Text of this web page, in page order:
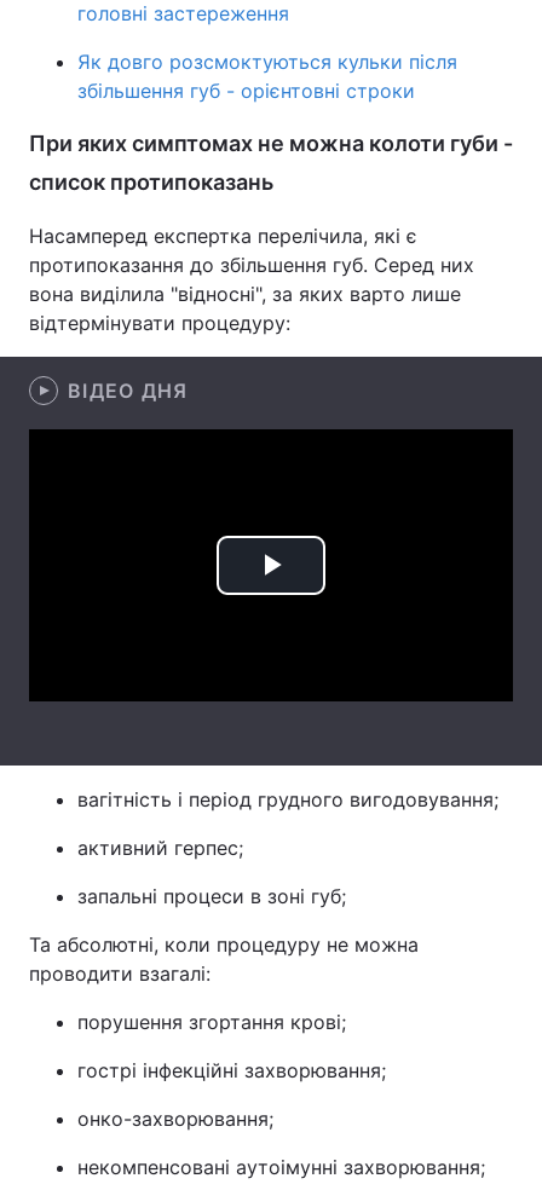
Тема оформлення
головні застереження
Як довго розсмоктуються кульки після
збільшення губ - орієнтовні строки
При яких симптомах не можна колоти губи -
список протипоказань
Насамперед експертка перелічила, які є
протипоказання до збільшення губ. Серед них
вона виділила "відносні", за яких варто лише
відтермінувати процедуру:
ВІДЕО ДНЯ
Play
вагітність і період грудного вигодовування;
активний герпес;
запальні процеси в зоні губ;
Та абсолютні, коли процедуру не можна
проводити взагалі:
порушення згортання крові;
гострі інфекційні захворювання;
онко-захворювання;
некомпенсовані аутоімунні захворювання;